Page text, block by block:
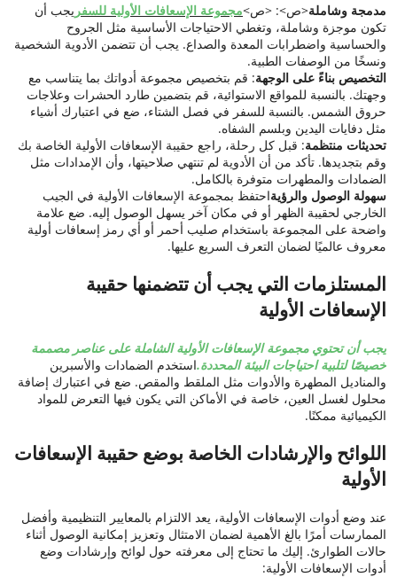
مدمجة وشاملة<ص>: <ص>مجموعة الإسعافات الأولية للسفر يجب أن
تكون موجزة وشاملة، وتغطي الاحتياجات الأساسية مثل الجروح
والحساسية واضطرابات المعدة والصداع. يجب أن تتضمن الأدوية الشخصية
ونسخًا من الوصفات الطبية.
التخصيص بناءً على الوجهة: قم بتخصيص مجموعة أدواتك بما يتناسب مع
وجهتك. بالنسبة للمواقع الاستوائية، قم بتضمين طارد الحشرات وعلاجات
حروق الشمس. بالنسبة للسفر في فصل الشتاء، ضع في اعتبارك أشياء
مثل دفايات اليدين وبلسم الشفاه.
تحديثات منتظمة: قبل كل رحلة، راجع حقيبة الإسعافات الأولية الخاصة بك
وقم بتجديدها. تأكد من أن الأدوية لم تنتهي صلاحيتها، وأن الإمدادات مثل
الضمادات والمطهرات متوفرة بالكامل.
سهولة الوصول والرؤيةاحتفظ بمجموعة الإسعافات الأولية في الجيب
الخارجي لحقيبة الظهر أو في مكان آخر يسهل الوصول إليه. ضع علامة
واضحة على المجموعة باستخدام صليب أحمر أو أي رمز إسعافات أولية
معروف عالميًا لضمان التعرف السريع عليها.
المستلزمات التي يجب أن تتضمنها حقيبة
الإسعافات الأولية
يجب أن تحتوي مجموعة الإسعافات الأولية الشاملة على عناصر مصممة
خصيصًا لتلبية احتياجات البيئة المحددة.استخدم الضمادات والأسبرين
والمناديل المطهرة والأدوات مثل الملقط والمقص. ضع في اعتبارك إضافة
محلول لغسل العين، خاصة في الأماكن التي يكون فيها التعرض للمواد
الكيميائية ممكنًا.
اللوائح والإرشادات الخاصة بوضع حقيبة الإسعافات
الأولية
عند وضع أدوات الإسعافات الأولية، يعد الالتزام بالمعايير التنظيمية وأفضل
الممارسات أمرًا بالغ الأهمية لضمان الامتثال وتعزيز إمكانية الوصول أثناء
حالات الطوارئ. إليك ما تحتاج إلى معرفته حول لوائح وإرشادات وضع
أدوات الإسعافات الأولية: